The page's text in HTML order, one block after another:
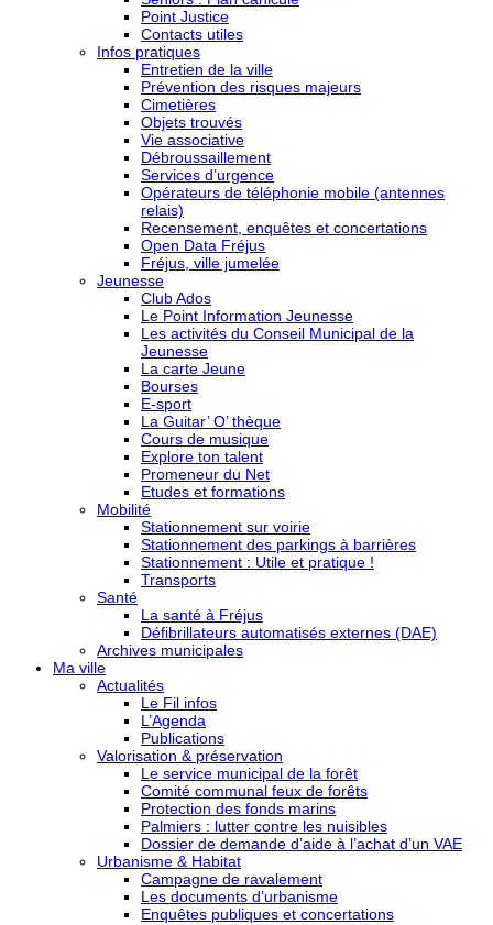
Point Justice
Contacts utiles
Infos pratiques
Entretien de la ville
Prévention des risques majeurs
Cimetières
Objets trouvés
Vie associative
Débroussaillement
Services d’urgence
Opérateurs de téléphonie mobile (antennes
relais)
Recensement, enquêtes et concertations
Open Data Fréjus
Fréjus, ville jumelée
Jeunesse
Club Ados
Le Point Information Jeunesse
Les activités du Conseil Municipal de la
Jeunesse
La carte Jeune
Bourses
E-sport
La Guitar’ O’ thèque
Cours de musique
Explore ton talent
Promeneur du Net
Etudes et formations
Mobilité
Stationnement sur voirie
Stationnement des parkings à barrières
Stationnement : Utile et pratique !
Transports
Santé
La santé à Fréjus
Défibrillateurs automatisés externes (DAE)
Archives municipales
Ma ville
Actualités
Le Fil infos
L’Agenda
Publications
Valorisation & préservation
Le service municipal de la forêt
Comité communal feux de forêts
Protection des fonds marins
Palmiers : lutter contre les nuisibles
Dossier de demande d’aide à l’achat d’un VAE
Urbanisme & Habitat
Campagne de ravalement
Les documents d’urbanisme
Enquêtes publiques et concertations